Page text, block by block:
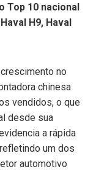
Top 10 nacional
H9, Haval
no
chinesa
vendidos, o que
desde sua
a rápida
um dos
automotivo